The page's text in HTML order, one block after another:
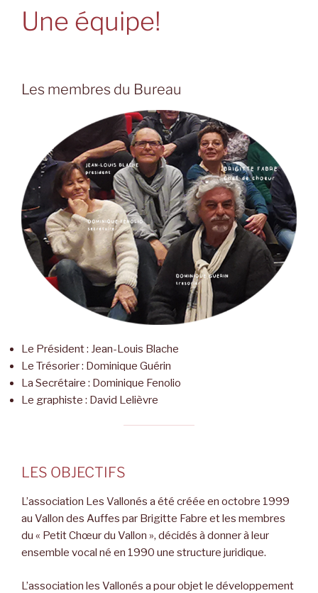
Une équipe!
Les membres du Bureau
Le Président : Jean-Louis Blache
Le Trésorier : Dominique Guérin
La Secrétaire : Dominique Fenolio
Le graphiste : David Lelièvre
LES OBJECTIFS
L’association Les Vallonés a été créée en octobre 1999
au Vallon des Auffes par Brigitte Fabre et les membres
du « Petit Chœur du Vallon », décidés à donner à leur
ensemble vocal né en 1990 une structure juridique.
L’association les Vallonés a pour objet le développement